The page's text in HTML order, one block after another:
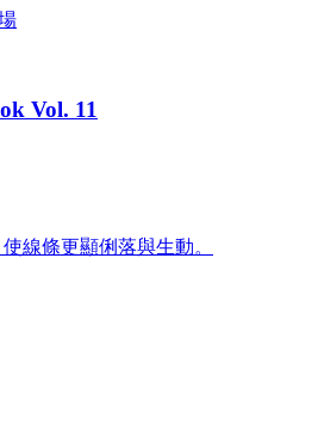
Vol. 11
線條更顯俐落與生動。